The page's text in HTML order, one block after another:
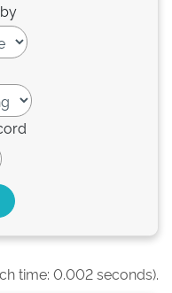
time: 0.002 seconds).